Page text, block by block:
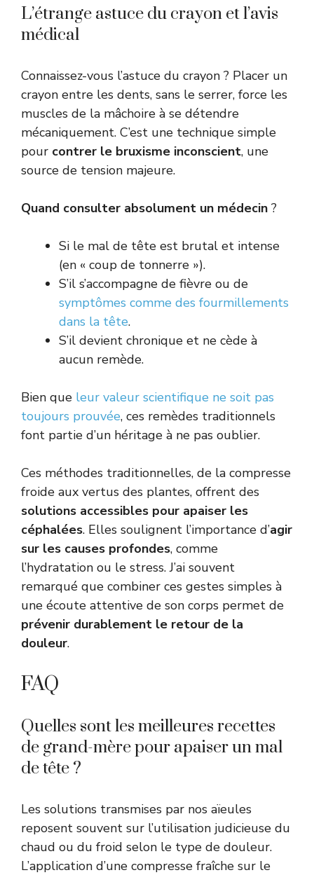
L’étrange astuce du crayon et l’avis
médical
Connaissez-vous l’astuce du crayon ? Placer un
crayon entre les dents, sans le serrer, force les
muscles de la mâchoire à se détendre
mécaniquement. C’est une technique simple
pour contrer le bruxisme inconscient, une
source de tension majeure.
Quand consulter absolument un médecin ?
Si le mal de tête est brutal et intense
(en « coup de tonnerre »).
S’il s’accompagne de fièvre ou de
symptômes comme des fourmillements
dans la tête.
S’il devient chronique et ne cède à
aucun remède.
Bien que leur valeur scientifique ne soit pas
toujours prouvée, ces remèdes traditionnels
font partie d’un héritage à ne pas oublier.
Ces méthodes traditionnelles, de la compresse
froide aux vertus des plantes, offrent des
solutions accessibles pour apaiser les
céphalées. Elles soulignent l’importance d’agir
sur les causes profondes, comme
l’hydratation ou le stress. J’ai souvent
remarqué que combiner ces gestes simples à
une écoute attentive de son corps permet de
prévenir durablement le retour de la
douleur.
FAQ
Quelles sont les meilleures recettes
de grand-mère pour apaiser un mal
de tête ?
Les solutions transmises par nos aïeules
reposent souvent sur l’utilisation judicieuse du
chaud ou du froid selon le type de douleur.
L’application d’une compresse fraîche sur le